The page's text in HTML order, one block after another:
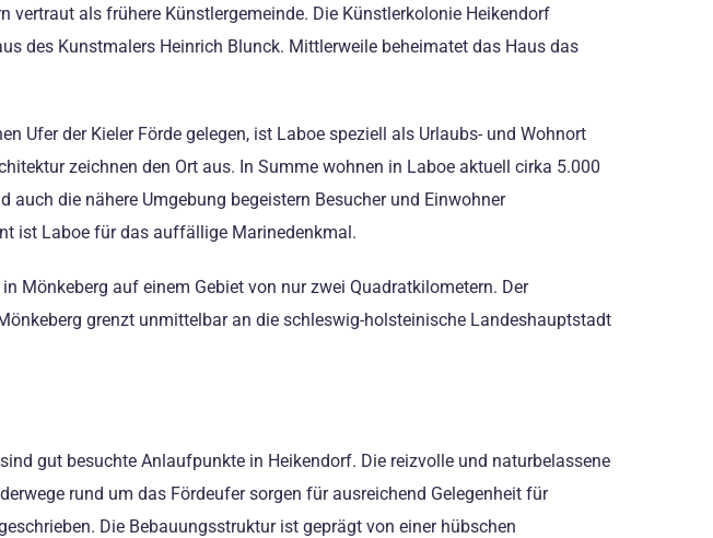
vertraut als frühere Künstlergemeinde. Die Künstlerkolonie Heikendorf
des Kunstmalers Heinrich Blunck. Mittlerweile beheimatet das Haus das
Ufer der Kieler Förde gelegen, ist Laboe speziell als Urlaubs- und Wohnort
zeichnen den Ort aus. In Summe wohnen in Laboe aktuell cirka 5.000
die nähere Umgebung begeistern Besucher und Einwohner
ist Laboe für das auffällige Marinedenkmal.
Mönkeberg auf einem Gebiet von nur zwei Quadratkilometern. Der
grenzt unmittelbar an die schleswig-holsteinische Landeshauptstadt
gut besuchte Anlaufpunkte in Heikendorf. Die reizvolle und naturbelassene
rund um das Fördeufer sorgen für ausreichend Gelegenheit für
Die Bebauungsstruktur ist geprägt von einer hübschen